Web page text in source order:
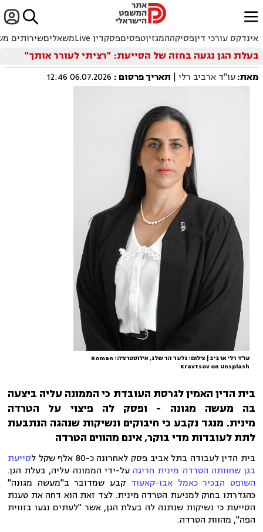

ﱐ
אינדקס עורכי דיןפסיקההמגזיןטפסיםפסקדין Live משאליםשירותים
בעלת הגן נגעה בחזה של הסייעת: "רציתי לעורר אותך"
מאת:עו"ד ארביב רלי | תאריך פרסום :
06.07.2026 12:46
עו"ד רלי ארביב | צילום: גלעד הר שלג, אילוסטרציה: Roman
Kravtsov on Unsplash
בית הדין האמין לגרסת העובדת כי הממונה עליה ביצעה
בה מעשה מגונה - ופסק לה פיצוי על הטרדה
מינית. מנגד נקבע כי חיבוקים ונשיקות שנהגה הנתבעת
לתת לעובדות מדי בוקר, אינם מהווים הטרדה
בית הדין לעבודה בתל אביב פסק לאחרונה כ-80 אלף שקל ל
סייעת
בגן שחוותה הטרדה מינית חריגה על-ידי הממונה עליה, בעלת הגן.
השופט הבכיר כאמל אבו-קאעוד קבע שמדובר ב"מעשה מגונה"
כהגדרתו בחוק למניעת הטרדה מינית. לצד זאת הוא דחה את טענת
הסייעת כי נשיקות שנתנה לה בעלת הגן, אשר "לעתים נגעו בזווית
הפה", מהוות הטרדה.